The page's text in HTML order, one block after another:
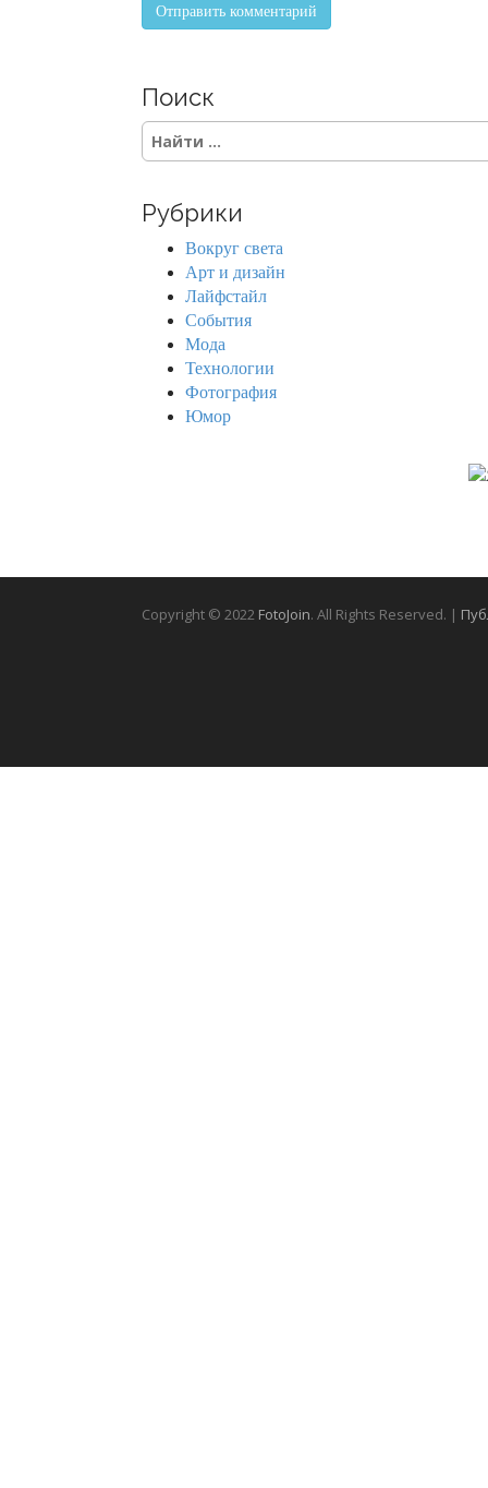
Поиск
S
e
c
Рубрики
Вокруг света
Арт и дизайн
Лайфстайл
События
Мода
Технологии
Фотография
Юмор
Copyright © 2022 FotoJoin. All Rights Reserved. |